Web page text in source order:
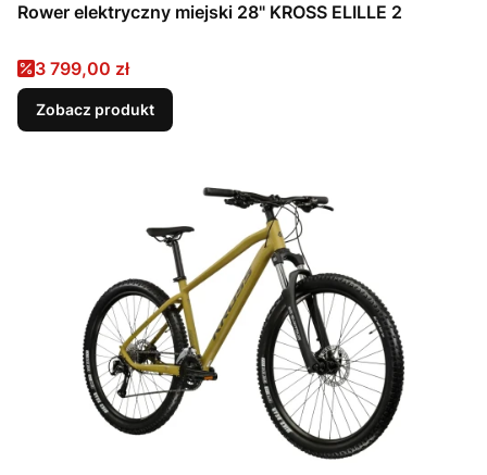
Rower elektryczny miejski 28" KROSS ELILLE 2
Cena promocyjna
3 799,00 zł
Zobacz produkt